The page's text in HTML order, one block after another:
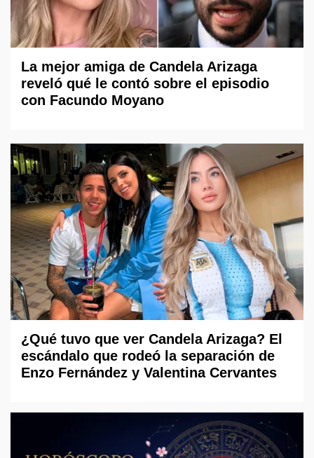
La mejor amiga de Candela Arizaga
reveló qué le contó sobre el episodio
con Facundo Moyano
¿Qué tuvo que ver Candela Arizaga? El
escándalo que rodeó la separación de
Enzo Fernández y Valentina Cervantes